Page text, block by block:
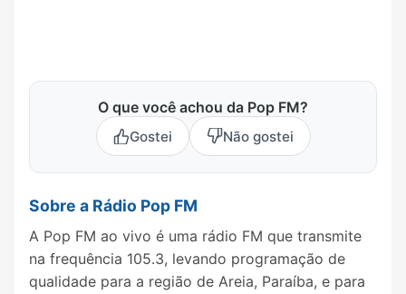
O que você achou da Pop FM?
Gostei Não gostei
Sobre a Rádio Pop FM
A Pop FM ao vivo é uma rádio FM que transmite
na frequência 105.3, levando programação de
qualidade para a região de Areia, Paraíba, e para